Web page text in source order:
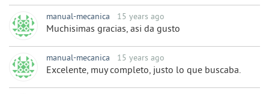
manual-mecanica 15 years ago
Muchisimas gracias, asi da gusto
manual-mecanica 15 years ago
Excelente, muy completo, justo lo que buscaba.